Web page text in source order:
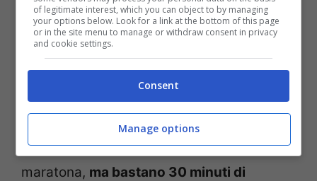
patate dolci) per fornire energia senza
picchi insulinici. La cena deve essere
leggera, con proteine e verdure, e va
consumata almeno tre ore prima di
dormire. Il movimento, poi, è
fondamentale: non serve correre una
maratona, ma bastano 30 minuti di
of legitimate interest, which you can object to by managing
your options below. Look for a link at the bottom of this page
or in the site menu to manage or withdraw consent in privacy
and cookie settings.
Consent
Manage options